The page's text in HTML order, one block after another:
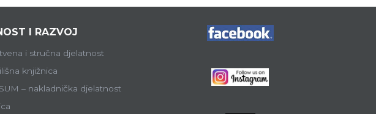
I RAZVOJ
i stručna djelatnost
knjižnica
– nakladnička djelatnost